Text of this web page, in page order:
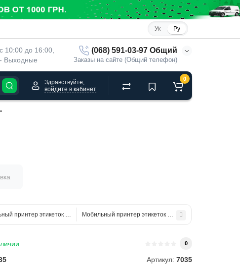
Ук Ру
10:00 до 16:00,
Выходные
(068) 591-03-97 Общий
Заказы на сайте (Общий телефон)
Здравствуйте,
войдите в кабинет
0
принтер этикеток Toshiba B-EP2DLМобильный принтер этикеток Citizen CMP-40L
0
Артикул: 7035